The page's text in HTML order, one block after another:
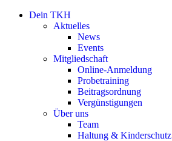
Dein TKH
Aktuelles
News
Events
Mitgliedschaft
Online-Anmeldung
Probetraining
Beitragsordnung
Vergünstigungen
Über uns
Team
Haltung & Kinderschutz